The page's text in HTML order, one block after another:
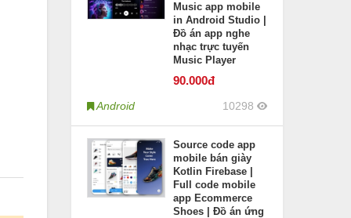
Music app mobile
in Android Studio |
Đồ án app nghe
nhạc trực tuyến
Music Player
90.000đ
Android 10298
Source code app
mobile bán giày
Kotlin Firebase |
Full code mobile
app Ecommerce
Shoes | Đồ án ứng